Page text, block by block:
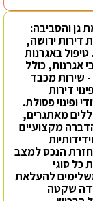
גן והסביבה:
דירות ירושה,
באגרנות
אגרנות, כולל
- שירות מכבד
דירות
ופינוי פסולת.
מאתגרים,
מקצועיים
הנכס למצב
כל סוגי
להעלאת
שקטה